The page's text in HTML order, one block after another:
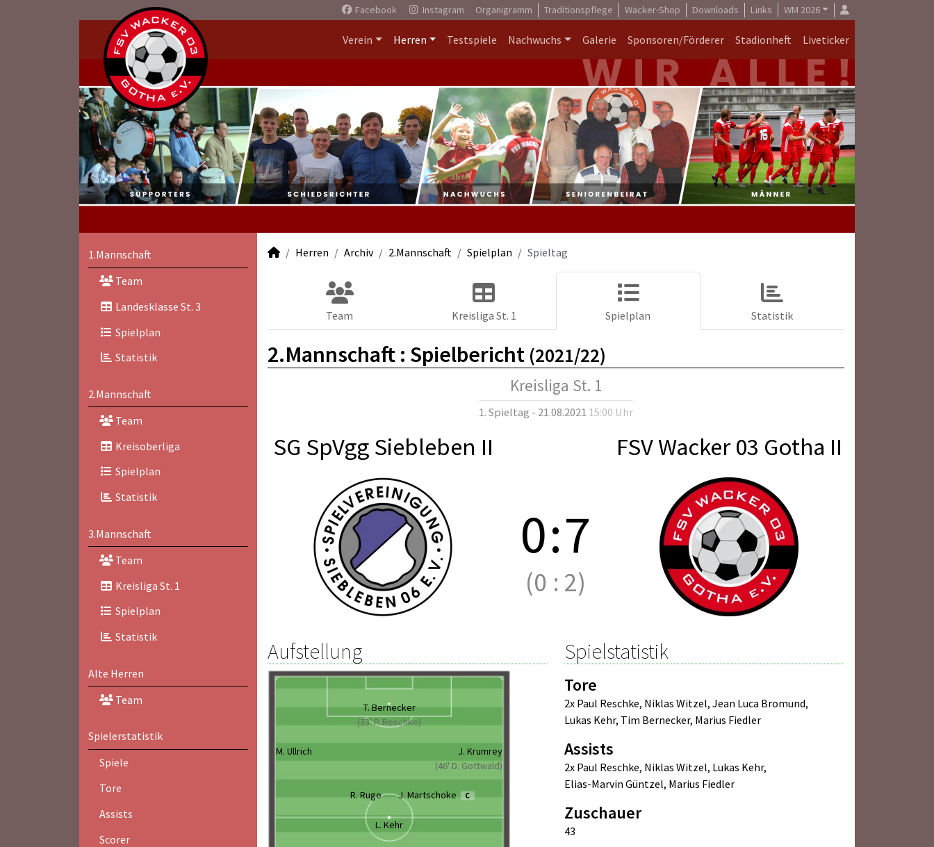
Facebook Instagram Organigramm Traditionspflege Wacker-Shop Downloads Links WM 2026
Verein Herren Testspiele Nachwuchs Galerie Sponsoren/Förderer Stadionheft Liveticker
1.Mannschaft
Team
Landesklasse St. 3
Spielplan
Statistik
2.Mannschaft
Team
Kreisoberliga
Spielplan
Statistik
3.Mannschaft
Team
Kreisliga St. 1
Spielplan
Statistik
Alte Herren
Team
Spielerstatistik
Spiele
Tore
Assists
Scorer
Herren Archiv 2.Mannschaft Spielplan Spieltag
Team Kreisliga St. 1 Spielplan Statistik
2.Mannschaft : Spielbericht (2021/22)
Kreisliga St. 1
1. Spieltag - 21.08.2021 15:00 Uhr
SG SpVgg Siebleben II FSV Wacker 03 Gotha II
0:7
(0 : 2)
Aufstellung
T. Bernecker
(33' P. Reschke)
M. Ullrich
J. Krumrey
(46' D. Gottwald)
R. Ruge J. Martschoke C
L. Kehr
Spielstatistik
Tore
2x Paul Reschke, Niklas Witzel, Jean Luca Bromund,
Lukas Kehr, Tim Bernecker, Marius Fiedler
Assists
2x Paul Reschke, Niklas Witzel, Lukas Kehr,
Elias-Marvin Güntzel, Marius Fiedler
Zuschauer
43